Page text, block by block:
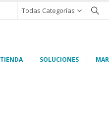
Todas Categorías
TIENDA SOLUCIONES